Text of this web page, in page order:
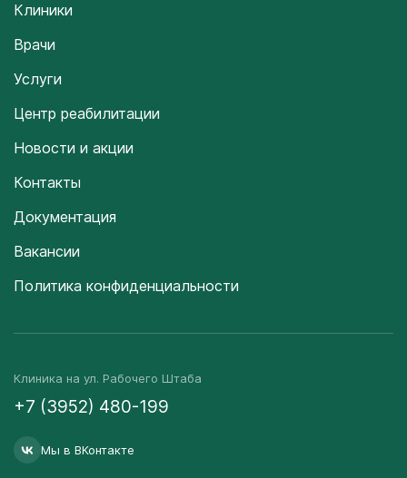
Клиники
Врачи
Услуги
Центр реабилитации
Новости и акции
Контакты
Документация
Вакансии
Политика конфиденциальности
Клиника на ул. Рабочего Штаба
+7 (3952) 480-199
Мы в ВКонтакте